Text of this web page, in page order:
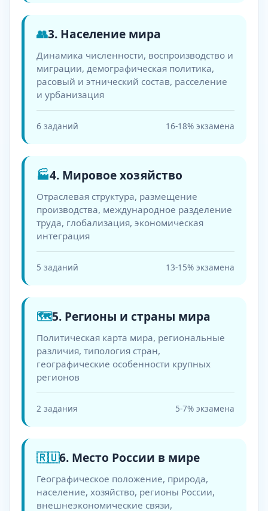
👥3. Население мира
Динамика численности, воспроизводство и
миграции, демографическая политика,
расовый и этнический состав, расселение
и урбанизация
6 заданий 16-18% экзамена
🏭4. Мировое хозяйство
Отраслевая структура, размещение
производства, международное разделение
труда, глобализация, экономическая
интеграция
5 заданий 13-15% экзамена
🗺️5. Регионы и страны мира
Политическая карта мира, региональные
различия, типология стран,
географические особенности крупных
регионов
2 задания 5-7% экзамена
🇷🇺6. Место России в мире
Географическое положение, природа,
население, хозяйство, регионы России,
внешнеэкономические связи,